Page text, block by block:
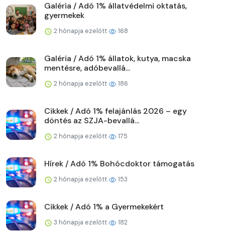
Galéria / Adó 1% állatvédelmi oktatás,
gyermekek
2 hónapja ezelőtt 168
Galéria / Adó 1% állatok, kutya, macska
mentésre, adóbevallá...
2 hónapja ezelőtt 186
Cikkek / Adó 1% felajánlás 2026 – egy
döntés az SZJA-bevallá...
2 hónapja ezelőtt 175
Hírek / Adó 1% Bohócdoktor támogatás
2 hónapja ezelőtt 153
Cikkek / Adó 1% a Gyermekekért
3 hónapja ezelőtt 182